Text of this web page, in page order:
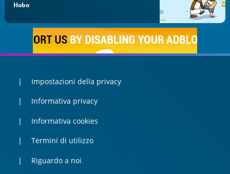
Hobo
Impostazioni della privacy
Informativa privacy
Informativa cookies
Termini di utilizzo
Riguardo a noi